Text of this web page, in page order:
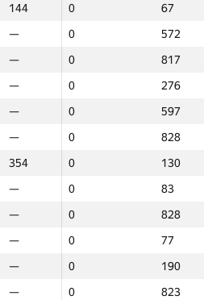
144 0
67
— 0
572
— 0
817
— 0
276
— 0
597
— 0
828
354 0
130
— 0
83
— 0
828
— 0
77
— 0
190
— 0
823
Барлығы
NGP30 Sum Мин. орын